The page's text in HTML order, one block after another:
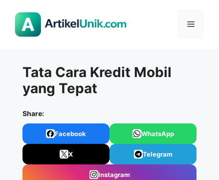
Menu
Tata Cara Kredit Mobil
yang Tepat
Share:
Facebook WhatsApp
X Telegram
Instagram